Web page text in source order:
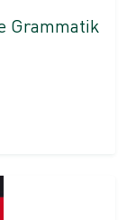
Grammatik